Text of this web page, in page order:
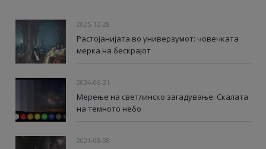
2025-12-28
Растојанијата во универзумот: човечката
мерка на бескрајот
2024-06-21
Мерење на светлинско загадување: Скалата
на темното небо
2021-08-08